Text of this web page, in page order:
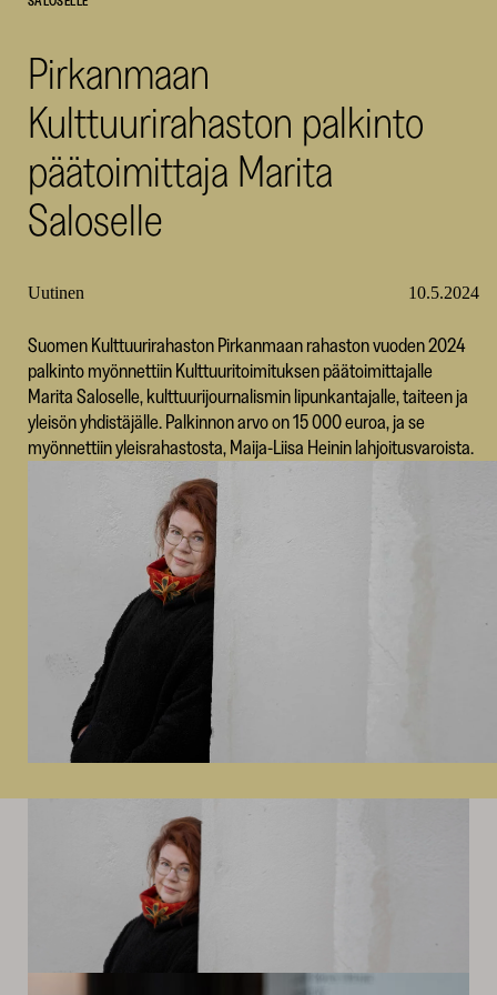
Pirkanmaan
Kulttuurirahaston palkinto
päätoimittaja Marita
Saloselle
Uutinen 10.5.2024
Suomen Kulttuurirahaston Pirkanmaan rahaston vuoden 2024
palkinto myönnettiin Kulttuuritoimituksen päätoimittajalle
Marita Saloselle, kulttuurijournalismin lipunkantajalle, taiteen ja
yleisön yhdistäjälle. Palkinnon arvo on 15 000 euroa, ja se
myönnettiin yleisrahastosta, Maija-Liisa Heinin lahjoitusvaroista.